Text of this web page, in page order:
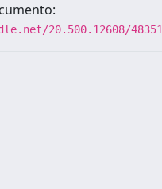
20.500.12608/48351